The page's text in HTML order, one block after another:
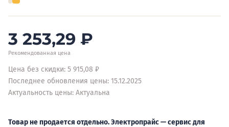
3 253,29 ₽
Рекомендованная цена
Цена без скидки: 5 915,08 ₽
Последнее обновления цены: 15.12.2025
Актуальность цены: Актуальна
Товар не продается отдельно. Электропрайс — сервис для